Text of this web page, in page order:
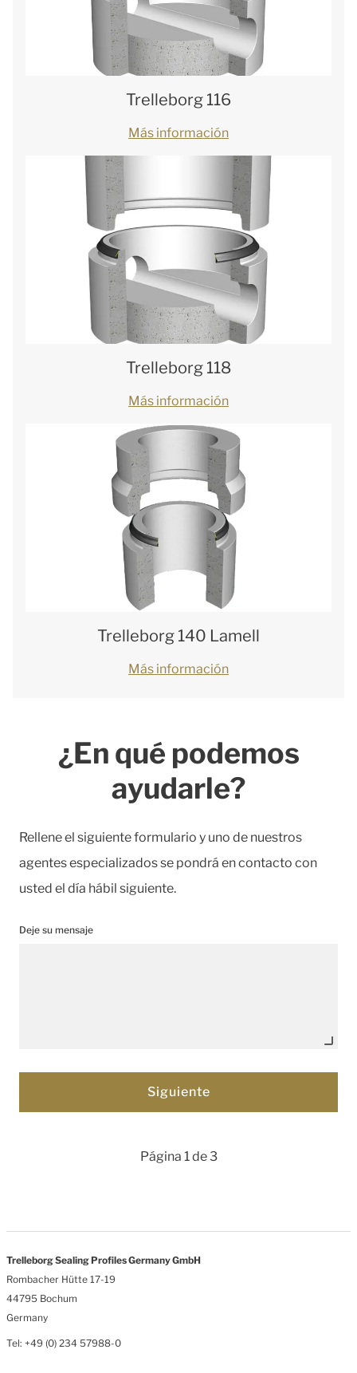
Trelleborg 116
Más información
Trelleborg 118
Más información
Trelleborg 140 Lamell
Más información
¿En qué podemos
ayudarle?
Rellene el siguiente formulario y uno de nuestros
agentes especializados se pondrá en contacto con
usted el día hábil siguiente.
Deje su mensaje
Página 1 de 3
Trelleborg Sealing Profiles Germany GmbH
Rombacher Hütte 17-19
44795 Bochum
Germany
Tel: +49 (0) 234 57988-0